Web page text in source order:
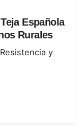
Española
Rurales
y